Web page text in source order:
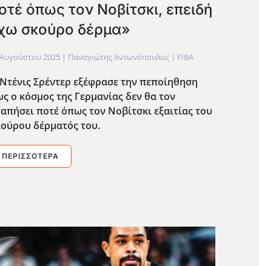
όπως τον Νοβίτσκι, επειδή
σκούρο δέρμα»
2025| Παναγιώτης Αντωνόπουλος | FIBA
Σρέντερ εξέφρασε την πεποίηθηση
ο κόσμος της Γερμανίας δεν θα τον
ποτέ όπως τον Νοβίτσκι εξαιτίας του
δέρματός του.
ΠΕΡΙΣΣΌΤΕΡΑ